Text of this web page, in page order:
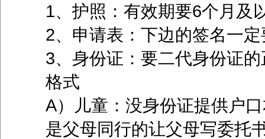
1、护照：有效期要6个月及
2、申请表：下边的签名一
3、身份证：要二代身份证
格式
A）儿童：没身份证提供户
是父母同行的让父母写委托